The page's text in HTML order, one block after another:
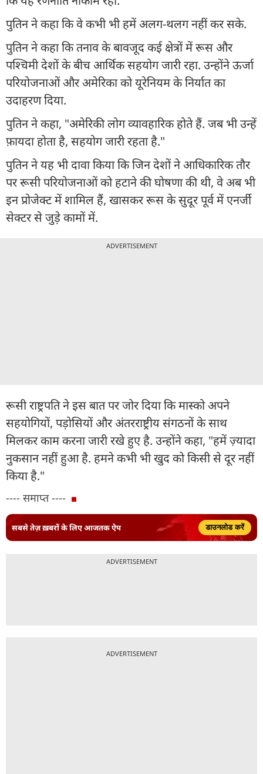
पुतिन ने कहा कि वे कभी भी हमें अलग-थलग नहीं कर सके.
पुतिन ने कहा कि तनाव के बावजूद कई क्षेत्रों में रूस और
पश्चिमी देशों के बीच आर्थिक सहयोग जारी रहा. उन्होंने ऊर्जा
परियोजनाओं और अमेरिका को यूरेनियम के निर्यात का
उदाहरण दिया.
पुतिन ने कहा, "अमेरिकी लोग व्यावहारिक होते हैं. जब भी उन्हें
फ़ायदा होता है, सहयोग जारी रहता है."
पुतिन ने यह भी दावा किया कि जिन देशों ने आधिकारिक तौर
पर रूसी परियोजनाओं को हटाने की घोषणा की थी, वे अब भी
इन प्रोजेक्ट में शामिल हैं, खासकर रूस के सुदूर पूर्व में एनर्जी
सेक्टर से जुड़े कामों में.
ADVERTISEMENT
रूसी राष्ट्रपति ने इस बात पर जोर दिया कि मास्को अपने
सहयोगियों, पड़ोसियों और अंतरराष्ट्रीय संगठनों के साथ
मिलकर काम करना जारी रखे हुए है. उन्होंने कहा, "हमें ज़्यादा
नुकसान नहीं हुआ है. हमने कभी भी खुद को किसी से दूर नहीं
किया है."
---- समाप्त ----
सबसे तेज़ ख़बरों के लिए आजतक ऐप डाउनलोड करें
ADVERTISEMENT
ADVERTISEMENT